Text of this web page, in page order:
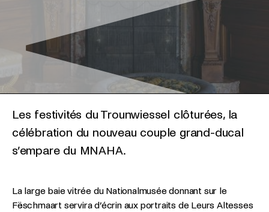
Les festivités du Trounwiessel clôturées, la
célébration du nouveau couple grand-ducal
s’empare du MNAHA.
La large baie vitrée du Nationalmusée donnant sur le
Fëschmaart servira d’écrin aux portraits de Leurs Altesses